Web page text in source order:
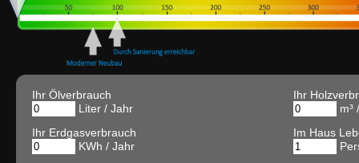
Ihr Ölverbrauch
Liter / Jahr
Ihr Erdgasverbrauch
KWh / Jahr
Ihr
m³
Im Haus